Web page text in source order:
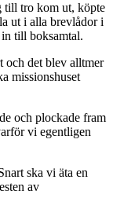
till tro kom ut, köpte
ut i alla brevlådor i
till boksamtal.
och det blev alltmer
missionshuset
och plockade fram
vi egentligen
ska vi äta en
av